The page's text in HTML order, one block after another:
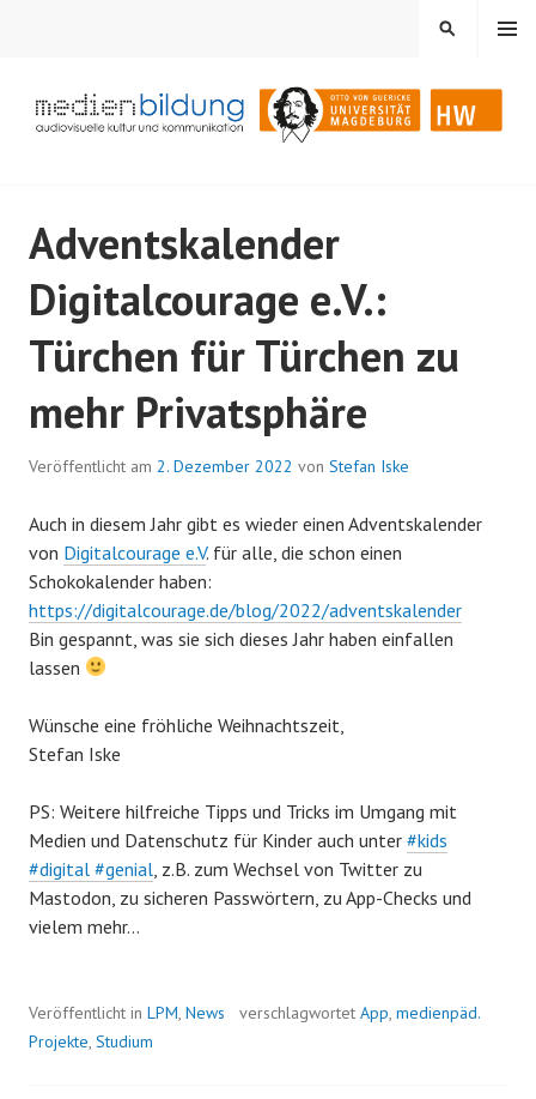
Audiovisuelle Kultur und Kommunikation
MENÜ
SUCHEN
Adventskalender
Digitalcourage e.V.:
Türchen für Türchen zu
mehr Privatsphäre
Veröffentlicht am 2. Dezember 2022 von Stefan Iske
Auch in diesem Jahr gibt es wieder einen Adventskalender
von Digitalcourage e.V. für alle, die schon einen
Schokokalender haben:
https://digitalcourage.de/blog/2022/adventskalender
Bin gespannt, was sie sich dieses Jahr haben einfallen
lassen
Wünsche eine fröhliche Weihnachtszeit,
Stefan Iske
PS: Weitere hilfreiche Tipps und Tricks im Umgang mit
Medien und Datenschutz für Kinder auch unter #kids
#digital #genial , z.B. zum Wechsel von Twitter zu
Mastodon, zu sicheren Passwörtern, zu App-Checks und
vielem mehr…
Veröffentlicht in LPM, News verschlagwortet App, medienpäd.
Projekte, Studium